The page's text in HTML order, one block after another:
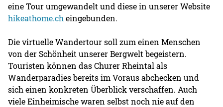
eine Tour umgewandelt und diese in unserer Website
hikeathome.ch eingebunden.
Die virtuelle Wandertour soll zum einen Menschen
von der Schönheit unserer Bergwelt begeistern.
Touristen können das Churer Rheintal als
Wanderparadies bereits im Voraus abchecken und
sich einen konkreten Überblick verschaffen. Auch
viele Einheimische waren selbst noch nie auf den